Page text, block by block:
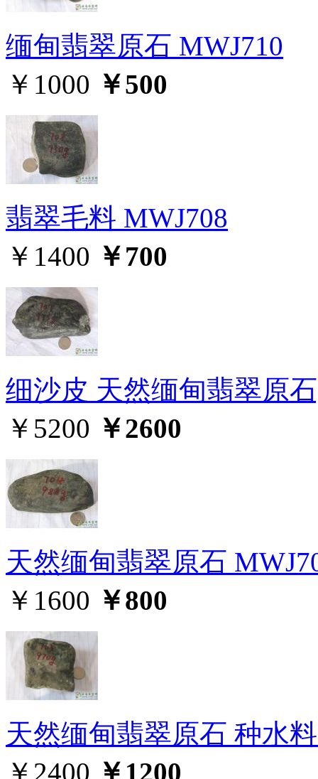
缅甸翡翠原石 MWJ710
￥1000 ￥500
翡翠毛料 MWJ708
￥1400 ￥700
细沙皮 天然缅甸翡翠原
￥5200 ￥2600
天然缅甸翡翠原石
￥1600 ￥800
天然缅甸翡翠原石 种水
￥2400 ￥1200